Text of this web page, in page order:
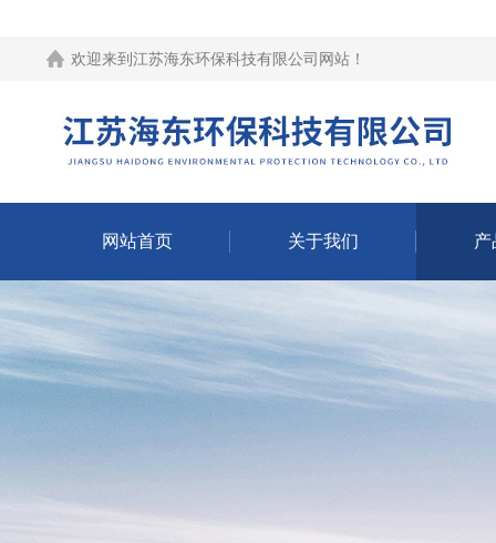
欢迎来到江苏海东环保科技有限公司网站！
网站首页 关于我们 产